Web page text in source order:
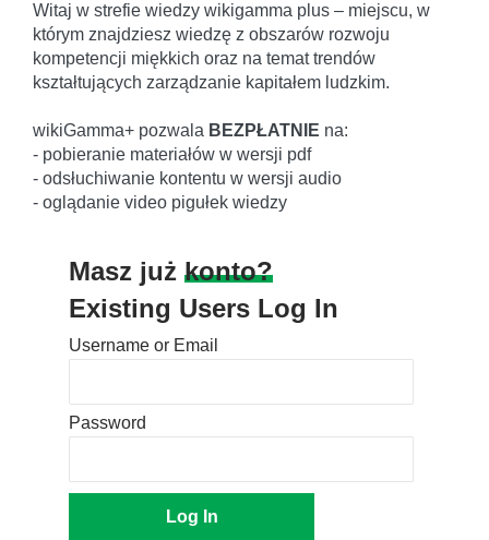
Witaj w strefie wiedzy wikigamma plus – miejscu, w
którym znajdziesz wiedzę z obszarów rozwoju
kompetencji miękkich oraz na temat trendów
kształtujących zarządzanie kapitałem ludzkim.
wikiGamma+ pozwala BEZPŁATNIE na:
- pobieranie materiałów w wersji pdf
- odsłuchiwanie kontentu w wersji audio
- oglądanie video pigułek wiedzy
Masz już konto?
Existing Users Log In
Username or Email
Password